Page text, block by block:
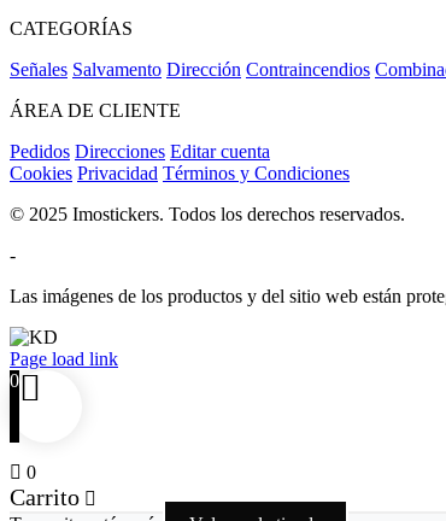
CATEGORÍAS
Señales Salvamento Dirección Contraincendios
ÁREA DE CLIENTE
Pedidos Direcciones Editar cuenta
Cookies Privacidad Términos y Condiciones
© 2025 Imostickers. Todos los derechos reservados.
-
Las imágenes de los productos y del sitio web están
Facebook
Twitter
Instagram
Pinterest
Page load link
0
0
Carrito